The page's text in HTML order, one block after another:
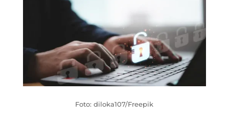
Foto: diloka107/Freepik